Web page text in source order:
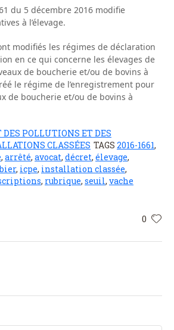
du 5 décembre 2016 modifie
à l’élevage.
modifiés les régimes de déclaration
en ce qui concerne les élevages de
de boucherie et/ou de bovins à
le régime de l’enregistrement pour
de boucherie et/ou de bovins à
DES POLLUTIONS ET DES
CLASSÉES TAGS 2016-1661,
, arrêté, avocat, décret, élevage,
, icpe, installation classée,
, rubrique, seuil, vache
0